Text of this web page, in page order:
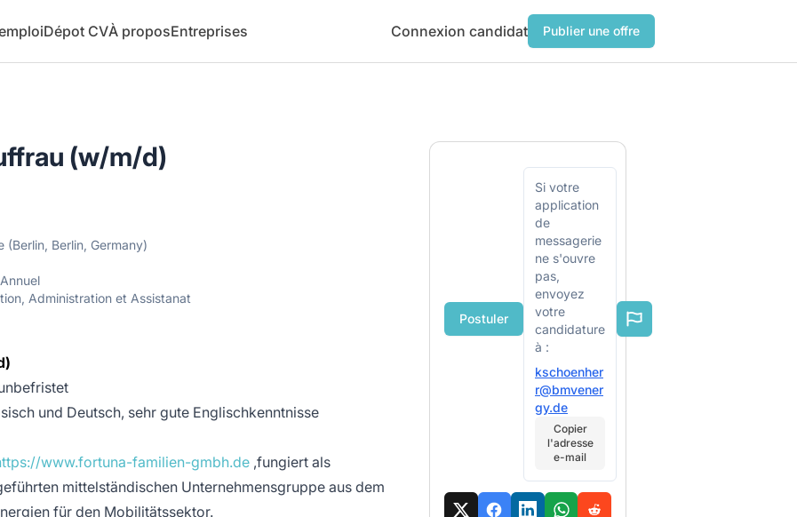
Dépot CVÀ proposEntreprises Connexion candidat Publier une offre
(w/m/d)
Berlin, Germany)
Administration et Assistanat
und Deutsch, sehr gute Englischkenntnisse
www.fortuna-familien-gmbh.de ,fungiert als
mittelständischen Unternehmensgruppe aus dem
für den Mobilitätssektor.
Postuler
Si votre
application
de
messagerie
ne s'ouvre
pas,
envoyez
votre
candidature
à :
kschoenher
r@bmvener
gy.de
Copier
l'adresse
e-mail